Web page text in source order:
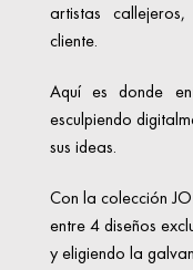
artistas
cliente.
Aquí es donde
esculpiendo
sus ideas.
Con la colección
entre 4 diseños
y eligiendo la